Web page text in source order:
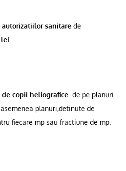
sanitarede
lei
copii heliografice de pe planuri
planuri,detinute de
fiecare mp sau fractiune de mp.